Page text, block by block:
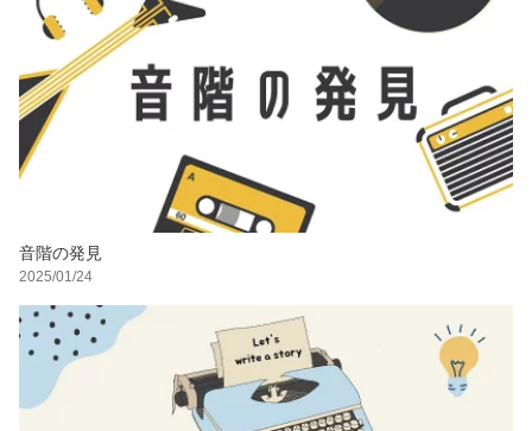
音階の発見
2025/01/24